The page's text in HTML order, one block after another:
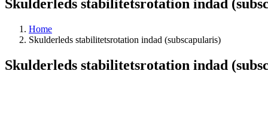
Skulderleds stabilitetsrotation indad
Home
Skulderleds stabilitetsrotation indad (subscapularis)
Skulderleds stabilitetsrotation indad